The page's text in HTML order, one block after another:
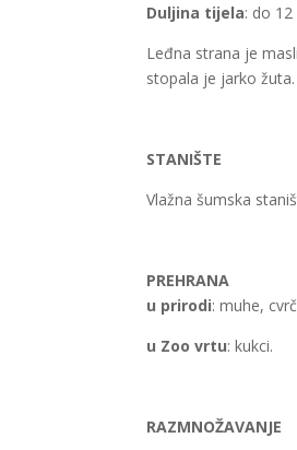
Duljina tijela: do 12
Leđna strana je
stopala je jarko
STANIŠTE
Vlažna šumska
PREHRANA
u prirodi: muhe,
u Zoo vrtu: kukci.
RAZMNOŽAVANJE